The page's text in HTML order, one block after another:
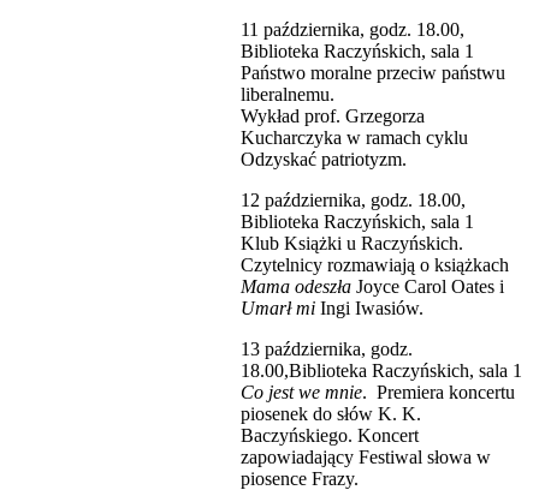
11 października, godz. 18.00,
Biblioteka Raczyńskich, sala 1
Państwo moralne przeciw państwu
liberalnemu.
Wykład prof. Grzegorza
Kucharczyka w ramach cyklu
Odzyskać patriotyzm.
12 października, godz. 18.00,
Biblioteka Raczyńskich, sala 1
Klub Książki u Raczyńskich.
Czytelnicy rozmawiają o książkach
Mama odeszła Joyce Carol Oates i
Umarł mi Ingi Iwasiów.
13 października, godz.
18.00,Biblioteka Raczyńskich, sala 1
Co jest we mnie. Premiera koncertu
piosenek do słów K. K.
Baczyńskiego. Koncert
zapowiadający Festiwal słowa w
piosence Frazy.